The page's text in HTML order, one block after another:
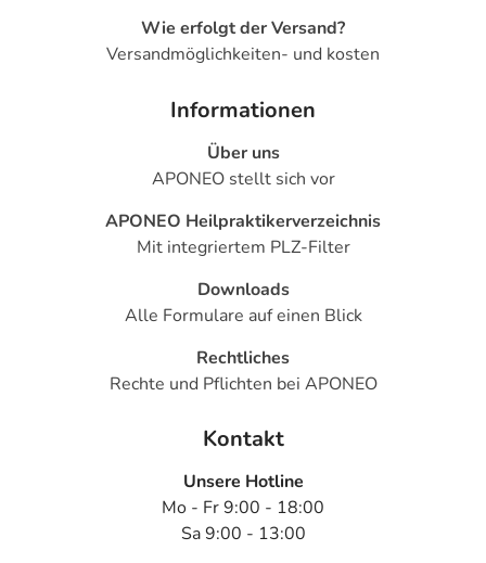
Wie erfolgt der Versand?
Versandmöglichkeiten- und kosten
Informationen
Über uns
APONEO stellt sich vor
APONEO Heilpraktikerverzeichnis
Mit integriertem PLZ-Filter
Downloads
Alle Formulare auf einen Blick
Rechtliches
Rechte und Pflichten bei APONEO
Kontakt
Unsere Hotline
Mo - Fr 9:00 - 18:00
Sa 9:00 - 13:00